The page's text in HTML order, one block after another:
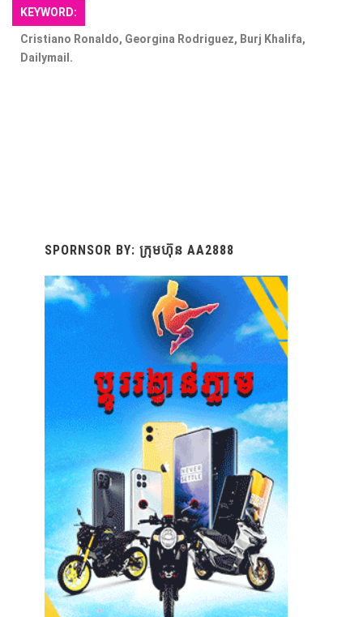
KEYWORD:
Cristiano Ronaldo, Georgina Rodriguez, Burj Khalifa,
Dailymail.
SPORNSOR BY: ក្រុមហ៊ុន AA2888